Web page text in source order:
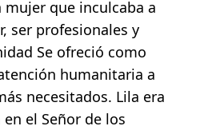
mujer que inculcaba a
ser profesionales y
Se ofreció como
humanitaria a
necesitados. Lila era
el Señor de los